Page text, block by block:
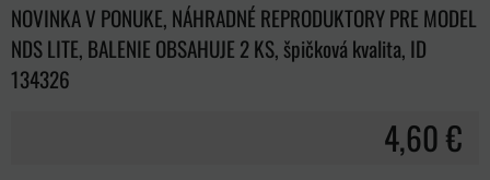
NOVINKA V PONUKE, NÁHRADNÉ REPRODUKTORY PRE MODEL
NDS LITE, BALENIE OBSAHUJE 2 KS, špičková kvalita, ID
134326
4,60 €